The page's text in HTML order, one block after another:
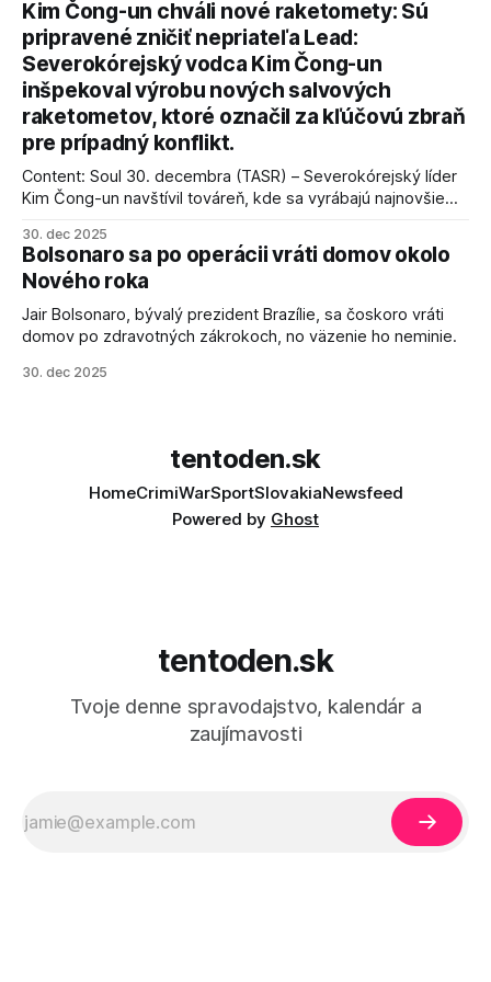
AFP informuje, že Trump vyjadril presvedčenie, že Izrael plní
podmienky dohody o prí
Kim Čong-un chváli nové raketomety: Sú
pripravené zničiť nepriateľa Lead:
Severokórejský vodca Kim Čong-un
inšpekoval výrobu nových salvových
raketometov, ktoré označil za kľúčovú zbraň
pre prípadný konflikt.
Content: Soul 30. decembra (TASR) – Severokórejský líder
Kim Čong-un navštívil továreň, kde sa vyrábajú najnovšie
schopnosti. Informovali o tom štátne médiá KĽDR, na ktoré
sa odvoláva agentúra AFP.
30. dec 2025
Bolsonaro sa po operácii vráti domov okolo
Nového roka
Jair Bolsonaro, bývalý prezident Brazílie, sa čoskoro vráti
domov po zdravotných zákrokoch, no väzenie ho neminie.
30. dec 2025
tentoden.sk
HomeCrimiWarSportSlovakiaNewsfeed
Powered by Ghost
tentoden.sk
Tvoje denne spravodajstvo, kalendár a
zaujímavosti